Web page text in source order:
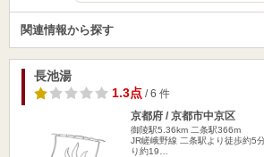
関連情報から探す
長池湯
1.3点/ 6 件
京都府 / 京都市中京区
御陵駅5.36km 二条駅366m
JR嵯峨野線 二条駅より徒歩約5
り約19…